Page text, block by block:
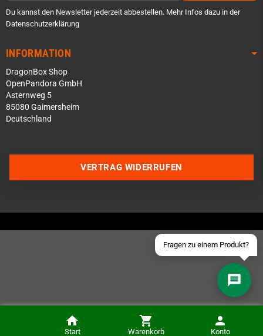
Du kannst den Newsletter jederzeit abbestellen. Mehr Infos dazu in der
Datenschutzerklärung
INFORMATION
DragonBox Shop
OpenPandora GmbH
Asternweg 5
85080 Gaimersheim
Deutschland
Start Warenkorb Konto
Fragen zu einem Produkt?
Schick uns eine eMail
VERTRAG WIDERRUFEN